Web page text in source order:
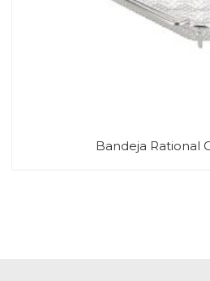
Bandeja Rational